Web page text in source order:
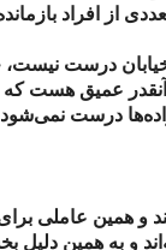
افراد بازمانده
درست نیست،
آنقدر عمیق هست
درست
و همین عاملی
و به همین دلیل